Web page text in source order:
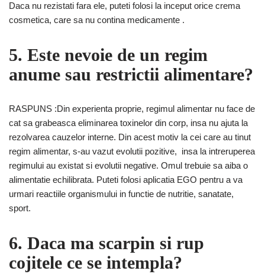
Daca nu rezistati fara ele, puteti folosi la inceput orice crema
cosmetica, care sa nu contina medicamente .
5. Este nevoie de un regim
anume sau restrictii alimentare?
RASPUNS :Din experienta proprie, regimul alimentar nu face de
cat sa grabeasca eliminarea toxinelor din corp, insa nu ajuta la
rezolvarea cauzelor interne. Din acest motiv la cei care au tinut
regim alimentar, s-au vazut evolutii pozitive, insa la intreruperea
regimului au existat si evolutii negative. Omul trebuie sa aiba o
alimentatie echilibrata. Puteti folosi aplicatia EGO pentru a va
urmari reactiile organismului in functie de nutritie, sanatate,
sport.
6. Daca ma scarpin si rup
cojitele ce se intempla?